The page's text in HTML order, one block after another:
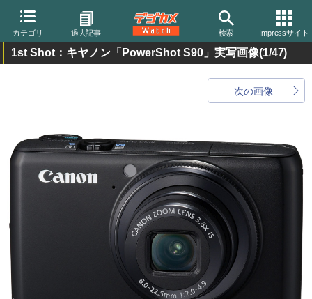
カテゴリ 過去記事 検索 Impressサイト
1st Shot：キヤノン「PowerShot S90」実写画像(1/47)
次の画像